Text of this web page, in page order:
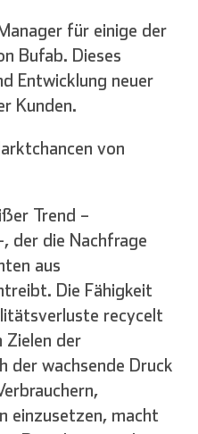
für einige der
Bufab. Dieses
Entwicklung neuer
Kunden.
von
Trend –
der die Nachfrage
aus
Die Fähigkeit
recycelt
Zielen der
der wachsende Druck
einzusetzen, macht